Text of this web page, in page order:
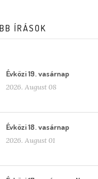
ÍRÁSOK
Évközi 19. vasárnap
2026. August 08
Évközi 18. vasárnap
2026. August 01